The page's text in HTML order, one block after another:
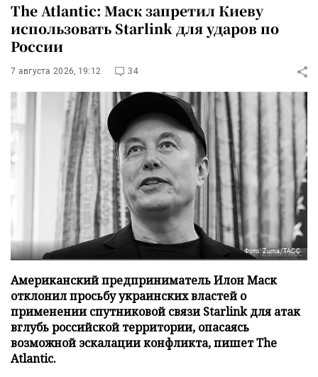
The Atlantic: Маск запретил Киеву
использовать Starlink для ударов по
России
7 августа 2026, 19:12 34
Фото: Zuma/ТАСС
Американский предприниматель Илон Маск
отклонил просьбу украинских властей о
применении спутниковой связи Starlink для атак
вглубь российской территории, опасаясь
возможной эскалации конфликта, пишет The
Atlantic.